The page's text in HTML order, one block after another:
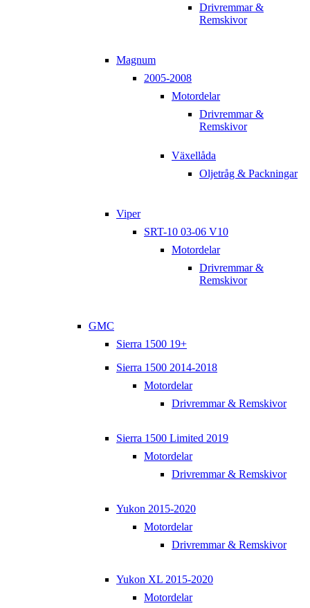
Drivremmar &
Remskivor
Magnum
2005-2008
Motordelar
Drivremmar &
Remskivor
Växellåda
Oljetråg & Packningar
Viper
SRT-10 03-06 V10
Motordelar
Drivremmar &
Remskivor
GMC
Sierra 1500 19+
Sierra 1500 2014-2018
Motordelar
Drivremmar & Remskivor
Sierra 1500 Limited 2019
Motordelar
Drivremmar & Remskivor
Yukon 2015-2020
Motordelar
Drivremmar & Remskivor
Yukon XL 2015-2020
Motordelar